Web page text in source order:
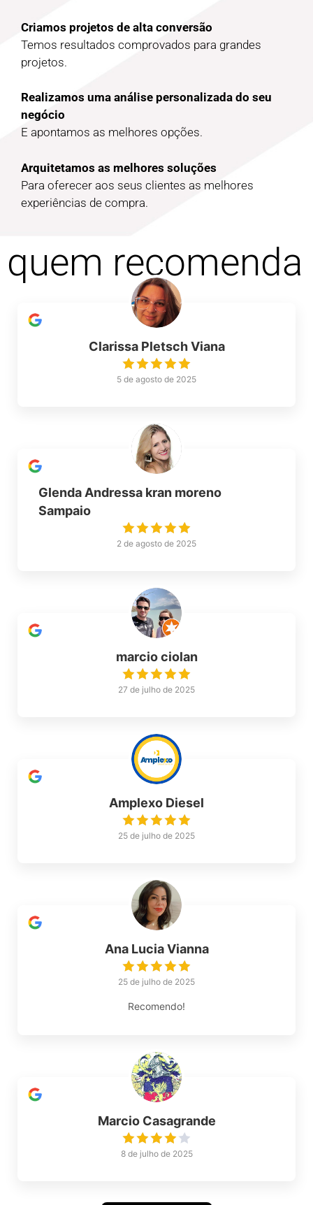
Criamos projetos de alta conversão
Temos resultados comprovados para grandes
projetos.
Realizamos uma análise personalizada do seu
negócio
E apontamos as melhores opções.
Arquitetamos as melhores soluções
Para oferecer aos seus clientes as melhores
experiências de compra.
quem recomenda
Clarissa Pletsch Viana
5 de agosto de 2025
Glenda Andressa kran moreno
Sampaio
2 de agosto de 2025
marcio ciolan
27 de julho de 2025
Amplexo Diesel
25 de julho de 2025
Ana Lucia Vianna
25 de julho de 2025
Recomendo!
Marcio Casagrande
8 de julho de 2025